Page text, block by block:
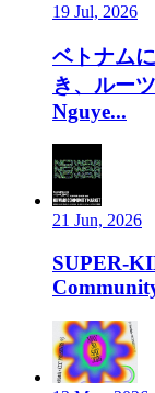
19 Jul, 2026
ベトナム
き、ルー
Nguye...
21 Jun, 2026
SUPER-